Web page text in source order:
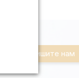
Напишите нам